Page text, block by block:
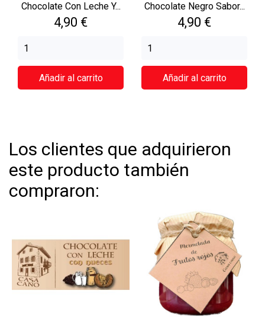
Chocolate Con Leche Y...
Precio
4,90 €
Añadir al carrito
Chocolate Negro Sabor...
Precio
4,90 €
Añadir al carrito
Los clientes que adquirieron
este producto también
compraron: